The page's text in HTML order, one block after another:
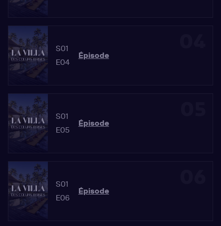
S01
E04
Épisode
S01
E05
Épisode
S01
E06
Épisode